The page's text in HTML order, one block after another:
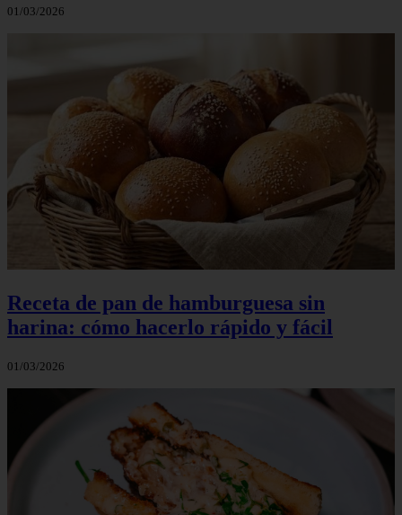
01/03/2026
Receta de pan de hamburguesa sin
harina: cómo hacerlo rápido y fácil
01/03/2026